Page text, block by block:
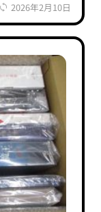
2026年2月10日